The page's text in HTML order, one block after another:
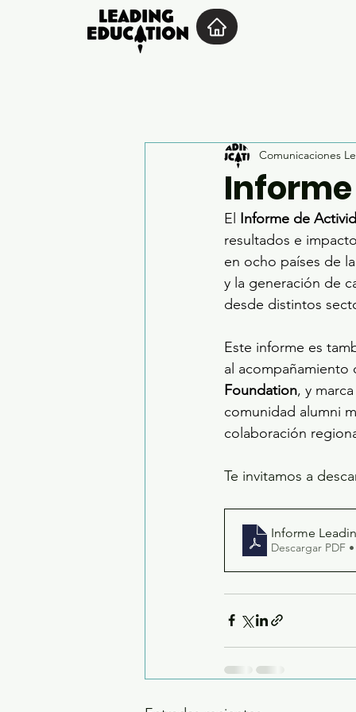
Comunicaciones
El Informe de
resultados e
en ocho países de
y la generación de
desde distintos
Este informe es
al acompañamiento
Foundation, y
comunidad alumni
colaboración
Te invitamos a
Informe
Descargar PDF